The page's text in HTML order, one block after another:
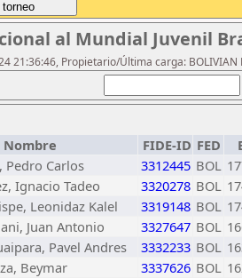
al Mundial Juvenil
21:36:46, Propietario/Última carga: BOLIVIAN
Nombre FIDE-ID FED
Pedro Carlos 3312445 BOL
Ignacio Tadeo 3320278 BOL
Leonidaz Kalel 3319148 BOL
Juan Antonio 3327647 BOL
Pavel Andres 3332233 BOL
Beymar 3337626 BOL